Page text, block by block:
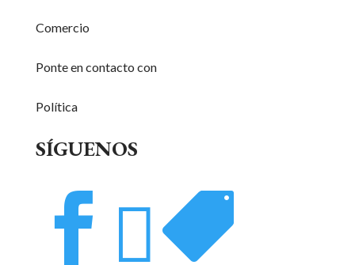
Comercio
Ponte en contacto con
Política
SÍGUENOS
 